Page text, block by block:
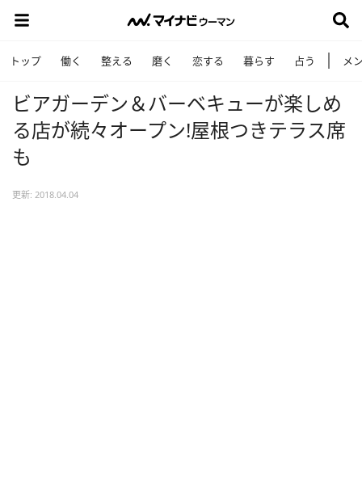
トップ 働く 整える 磨く 恋する 暮らす 占う メ
ビアガーデン＆バーベキューが楽しめ
る店が続々オープン!屋根つきテラス席
も
更新: 2018.04.04